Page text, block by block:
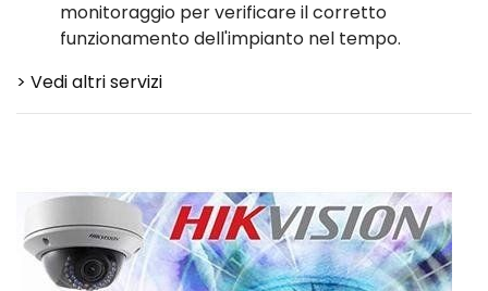
monitoraggio per verificare il corretto
funzionamento dell'impianto nel tempo.
> Vedi altri servizi